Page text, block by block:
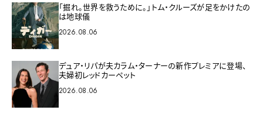
「掘れ。世界を救うために。」トム・クルーズが足をかけたの
は地球儀
2026.08.06
デュア・リパが夫カラム・ターナーの新作プレミアに登場、
夫婦初レッドカーペット
2026.08.06